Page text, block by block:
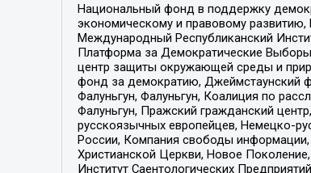
Национальный фонд в поддержку
экономическому и правовому развитию,
Международный Республиканский
Платформа за Демократические
центр защиты окружающей среды и
фонд за демократию, Джеймстаунский
Фалуньгун, Фалуньгун, Коалиция по
Фалуньгун, Пражский гражданский
русскоязычных европейцев, Немецко-
России, Компания свободы информации,
Христианской Церкви, Новое
Институт Саентологических